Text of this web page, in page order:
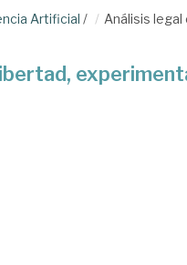
Artificial /
Análisis